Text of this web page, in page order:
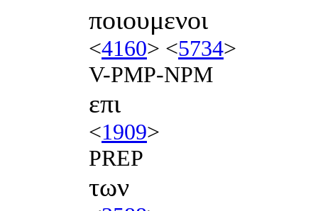
ποιουμενοι
<4160> <5734>
V-PMP-NPM
επι
<1909>
PREP
των